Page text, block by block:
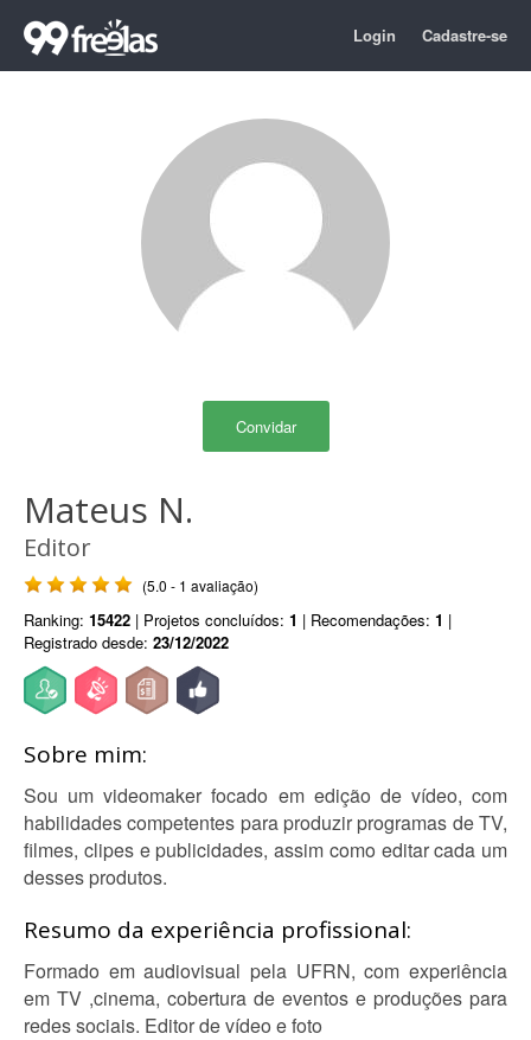
Login Cadastre-se
Convidar
Mateus N.
Editor
(5.0 - 1 avaliação)
Ranking: 15422 | Projetos concluídos: 1 | Recomendações: 1 |
Registrado desde: 23/12/2022
Sobre mim:
Sou um videomaker focado em edição de vídeo, com
habilidades competentes para produzir programas de TV,
filmes, clipes e publicidades, assim como editar cada um
desses produtos.
Resumo da experiência profissional:
Formado em audiovisual pela UFRN, com experiência
em TV ,cinema, cobertura de eventos e produções para
redes sociais. Editor de vídeo e foto